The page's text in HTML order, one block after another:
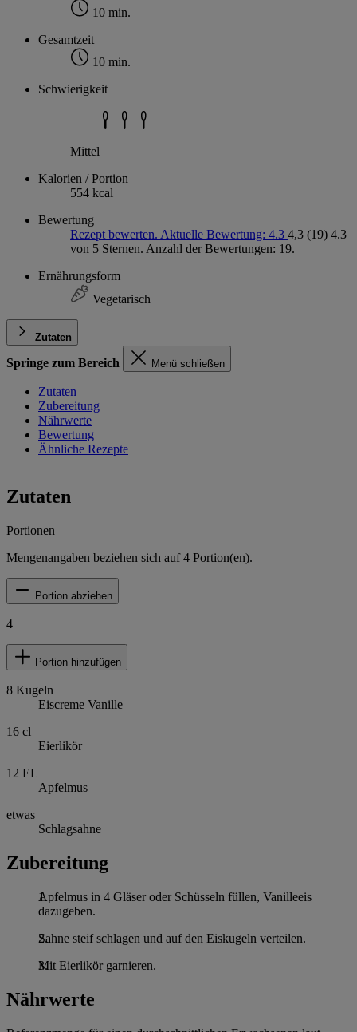
10 min.
Gesamtzeit
10 min.
Schwierigkeit
Mittel
Kalorien / Portion
554 kcal
Bewertung
Rezept bewerten. Aktuelle Bewertung: 4.3 4,3 (19) 4.3
von 5 Sternen. Anzahl der Bewertungen: 19.
Ernährungsform
Vegetarisch
Zutaten
Springe zum Bereich Menü schließen
Zutaten
Zubereitung
Nährwerte
Bewertung
Ähnliche Rezepte
Zutaten
Portionen
Mengenangaben beziehen sich auf4 Portion(en).
Portion abziehen
4
Portion hinzufügen
8 Kugeln
Eiscreme Vanille
16 cl
Eierlikör
12 EL
Apfelmus
etwas
Schlagsahne
Zubereitung
Apfelmus in 4 Gläser oder Schüsseln füllen, Vanilleeis
dazugeben.
Sahne steif schlagen und auf den Eiskugeln verteilen.
Mit Eierlikör garnieren.
Nährwerte